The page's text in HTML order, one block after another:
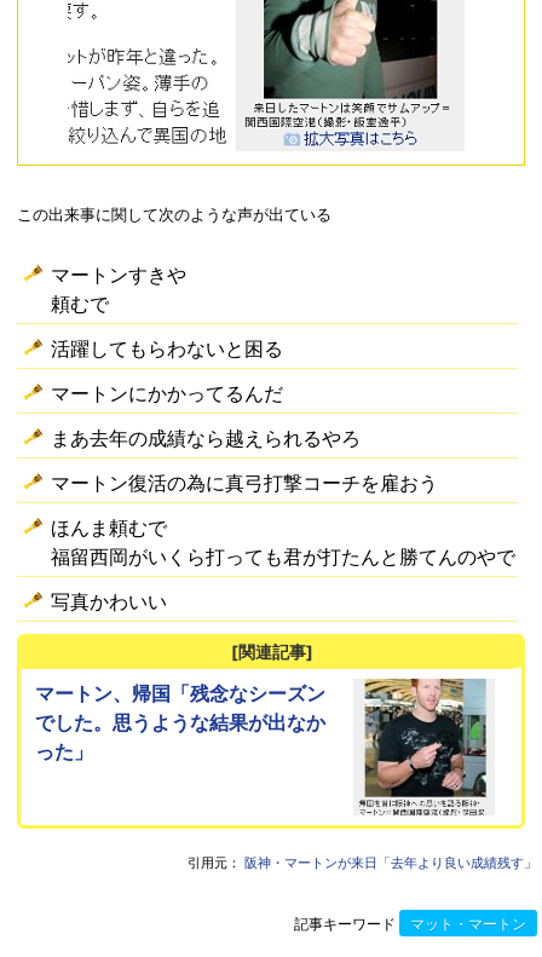
この出来事に関して次のような声が出ている
マートンすきや
頼むで
活躍してもらわないと困る
マートンにかかってるんだ
まあ去年の成績なら越えられるやろ
マートン復活の為に真弓打撃コーチを雇おう
ほんま頼むで
福留西岡がいくら打っても君が打たんと勝てんのやで
写真かわいい
[関連記事]
マートン、帰国「残念なシーズン
でした。思うような結果が出なか
った」
引用元： 阪神・マートンが来日「去年より良い成績残す」
記事キーワード マット・マートン